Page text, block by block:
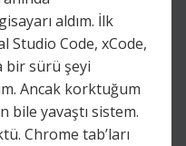
aldım. İlk
Studio Code, xCode,
bir sürü şeyi
Ancak korktuğum
bile yavaştı sistem.
Chrome tab’ları